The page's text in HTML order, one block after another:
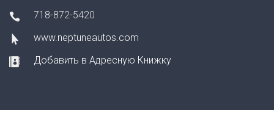
718-872-5420
www.neptuneautos.com
Добавить в Адресную Книжку